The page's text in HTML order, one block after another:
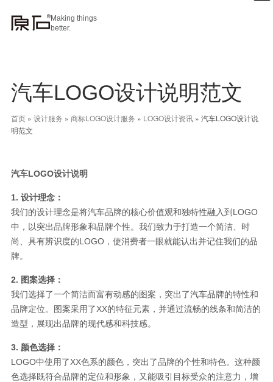
Making things
better.
汽车LOGO设计说明范文
首页 » 设计服务 » 商标LOGO设计服务 » LOGO设计资讯 » 汽车LOGO设计说
明范文
汽车LOGO设计说明
1. 设计理念：
我们的设计理念是将汽车品牌的核心价值观和独特性融入到LOGO
中，以突出品牌形象和品牌个性。我们致力于打造一个简洁、时
尚、具有辨识度的LOGO，使消费者一眼就能认出并记住我们的品
牌。
2. 图案选择：
我们选择了一个简洁而富有动感的图案，突出了汽车品牌的特性和
品牌定位。图案采用了XX的特征元素，并通过流畅的线条和简洁的
造型，展现出品牌的现代感和科技感。
3. 颜色选择：
LOGO中使用了XX色系的颜色，突出了品牌的个性和特色。这种颜
色选择既符合品牌的定位和形象，又能吸引目标受众的注意力，增